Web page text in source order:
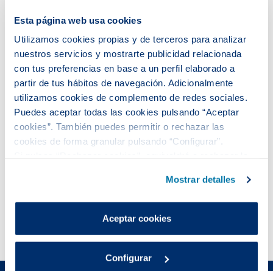
Esta página web usa cookies
Utilizamos cookies propias y de terceros para analizar
nuestros servicios y mostrarte publicidad relacionada
con tus preferencias en base a un perfil elaborado a
partir de tus hábitos de navegación. Adicionalmente
utilizamos cookies de complemento de redes sociales.
Puedes aceptar todas las cookies pulsando “Aceptar
cookies”. También puedes permitir o rechazar las
cookies de forma granular pulsando “Configurar”.
son indispensables para que el sitio web funcione y que
por tanto no se pueden desactivar.
Puedes consultar más información en nuestra
Mostrar detalles
Aceptar cookies
Configurar
Aigües de Barcelona ha obtenido un 7,81 de valoración
en el primer semestre de 2017, la más alta desde que se
hacen estos estudios.
Los resultados sitúan una vez más Aigües de Barcelona
como la compañía de servicios mejor valorada por los
clientes y reafirman nuestra vocación de servicio y
nuestro compromiso con la excelencia.
Descarga el documento con los resultados de la
encuesta